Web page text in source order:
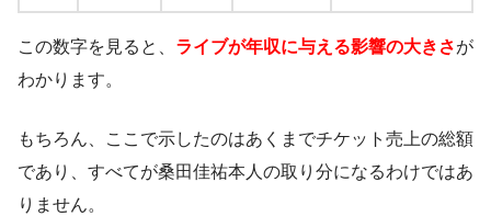
この数字を見ると、 ライブが年収に与える影響の大きさが
わかります。
もちろん、ここで示したのはあくまでチケット売上の総額
であり、すべてが桑田佳祐本人の取り分になるわけではあ
りません。